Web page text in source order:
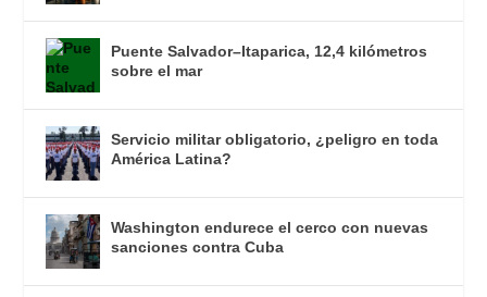
Puente Salvador–Itaparica, 12,4 kilómetros
sobre el mar
Servicio militar obligatorio, ¿peligro en toda
América Latina?
Washington endurece el cerco con nuevas
sanciones contra Cuba